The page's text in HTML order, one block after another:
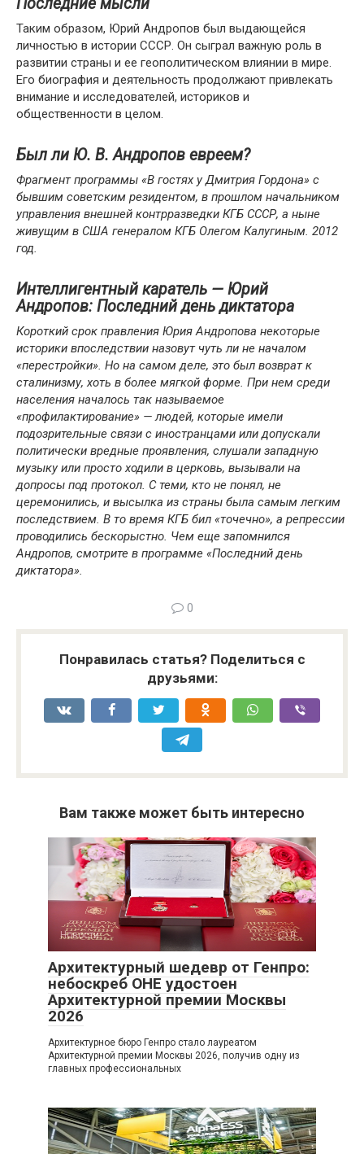
Последние мысли
Таким образом, Юрий Андропов был выдающейся
личностью в истории СССР. Он сыграл важную роль в
развитии страны и ее геополитическом влиянии в мире.
Его биография и деятельность продолжают привлекать
внимание и исследователей, историков и
общественности в целом.
Был ли Ю. В. Андропов евреем?
Фрагмент программы «В гостях у Дмитрия Гордона» с
бывшим советским резидентом, в прошлом начальником
управления внешней контрразведки КГБ СССР, а ныне
живущим в США генералом КГБ Олегом Калугиным. 2012
год.
Интеллигентный каратель — Юрий
Андропов: Последний день диктатора
Короткий срок правления Юрия Андропова некоторые
историки впоследствии назовут чуть ли не началом
«перестройки». Но на самом деле, это был возврат к
сталинизму, хоть в более мягкой форме. При нем среди
населения началось так называемое
«профилактирование» — людей, которые имели
подозрительные связи с иностранцами или допускали
политически вредные проявления, слушали западную
музыку или просто ходили в церковь, вызывали на
допросы под протокол. С теми, кто не понял, не
церемонились, и высылка из страны была самым легким
последствием. В то время КГБ бил «точечно», а репрессии
проводились бескорыстно. Чем еще запомнился
Андропов, смотрите в программе «Последний день
диктатора».
0
Понравилась статья? Поделиться с
друзьями:
Вам также может быть интересно
Новости 0
Архитектурный шедевр от Генпро:
небоскреб ОНЕ удостоен
Архитектурной премии Москвы
2026
Архитектурное бюро Генпро стало лауреатом
Архитектурной премии Москвы 2026, получив одну из
главных профессиональных